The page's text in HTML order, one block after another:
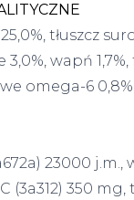
tłuszcz
wapń
omega-6
23000 j.m.,
(3a312) 350